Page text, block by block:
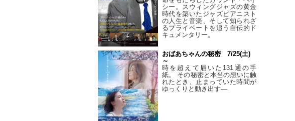
シー。スウィングジャズの黄金
時代を築いたジャズピアニスト
の人生と音楽、そして知られざ
るプライベートを追う自伝的ド
キュメンタリー。
おばあちゃんの秘密 7/25(土)
～
時を超えて届いた131通の手
紙。 その秘密と本当の想いに触
れたとき、止まっていた時間が
ゆっくりと動き出す―